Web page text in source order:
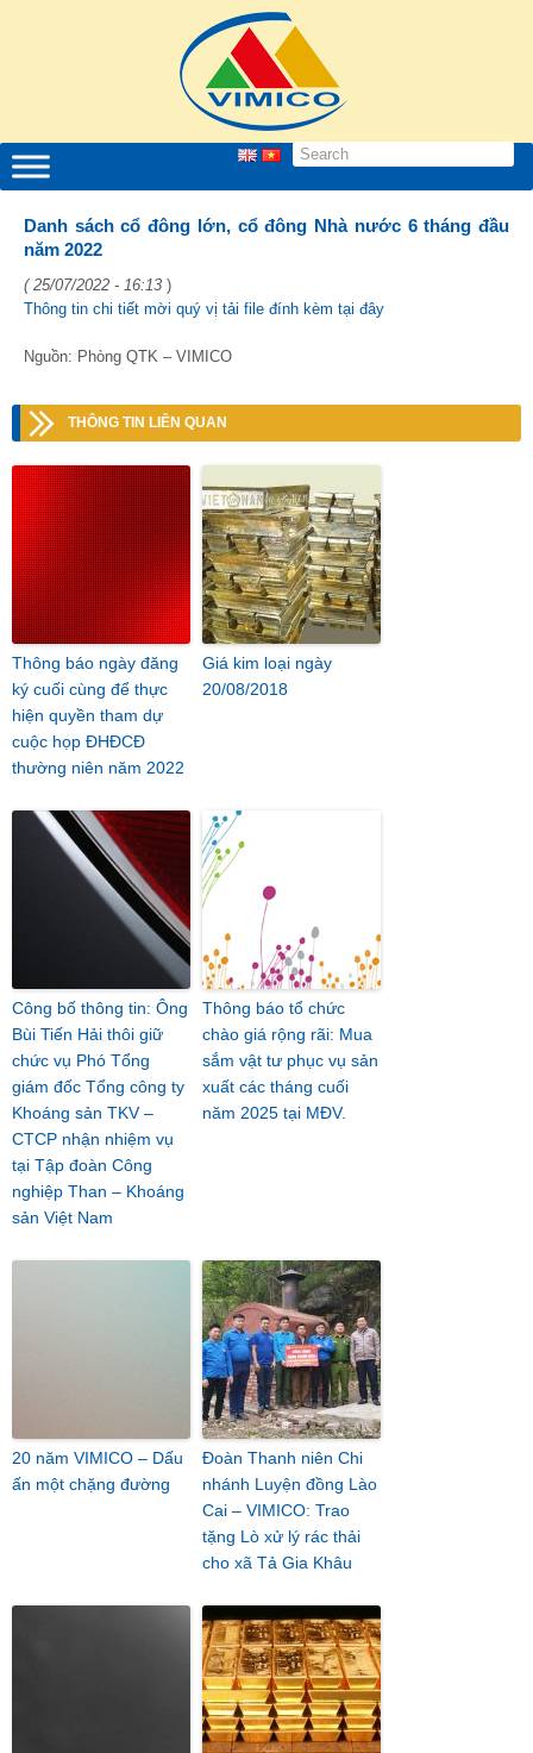
Danh sách cổ đông lớn, cổ đông Nhà nước 6 tháng đầu
năm 2022
( 25/07/2022 - 16:13 )
Thông tin chi tiết mời quý vị tải file đính kèm tại đây
Nguồn: Phòng QTK – VIMICO
THÔNG TIN LIÊN QUAN
Thông báo ngày đăng
ký cuối cùng để thực
hiện quyền tham dự
cuộc họp ĐHĐCĐ
thường niên năm 2022
Giá kim loại ngày
20/08/2018
Công bố thông tin: Ông
Bùi Tiến Hải thôi giữ
chức vụ Phó Tổng
giám đốc Tổng công ty
Khoáng sản TKV –
CTCP nhận nhiệm vụ
tại Tập đoàn Công
nghiệp Than – Khoáng
sản Việt Nam
Thông báo tổ chức
chào giá rộng rãi: Mua
sắm vật tư phục vụ sản
xuất các tháng cuối
năm 2025 tại MĐV.
20 năm VIMICO – Dấu
ấn một chặng đường
Đoàn Thanh niên Chi
nhánh Luyện đồng Lào
Cai – VIMICO: Trao
tặng Lò xử lý rác thải
cho xã Tả Gia Khâu